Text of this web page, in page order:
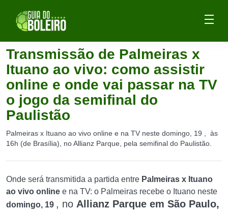
Transmissão de Palmeiras x
Ituano ao vivo: como assistir
online e onde vai passar na TV
o jogo da semifinal do
Paulistão
Palmeiras x Ituano ao vivo online e na TV neste domingo, 19 , às
16h (de Brasília), no Allianz Parque, pela semifinal do Paulistão.
Onde será transmitida a partida entre Palmeiras x Ituano
ao vivo online e na TV: o Palmeiras recebe o Ituano neste
domingo, 19 , no Allianz Parque em São Paulo,